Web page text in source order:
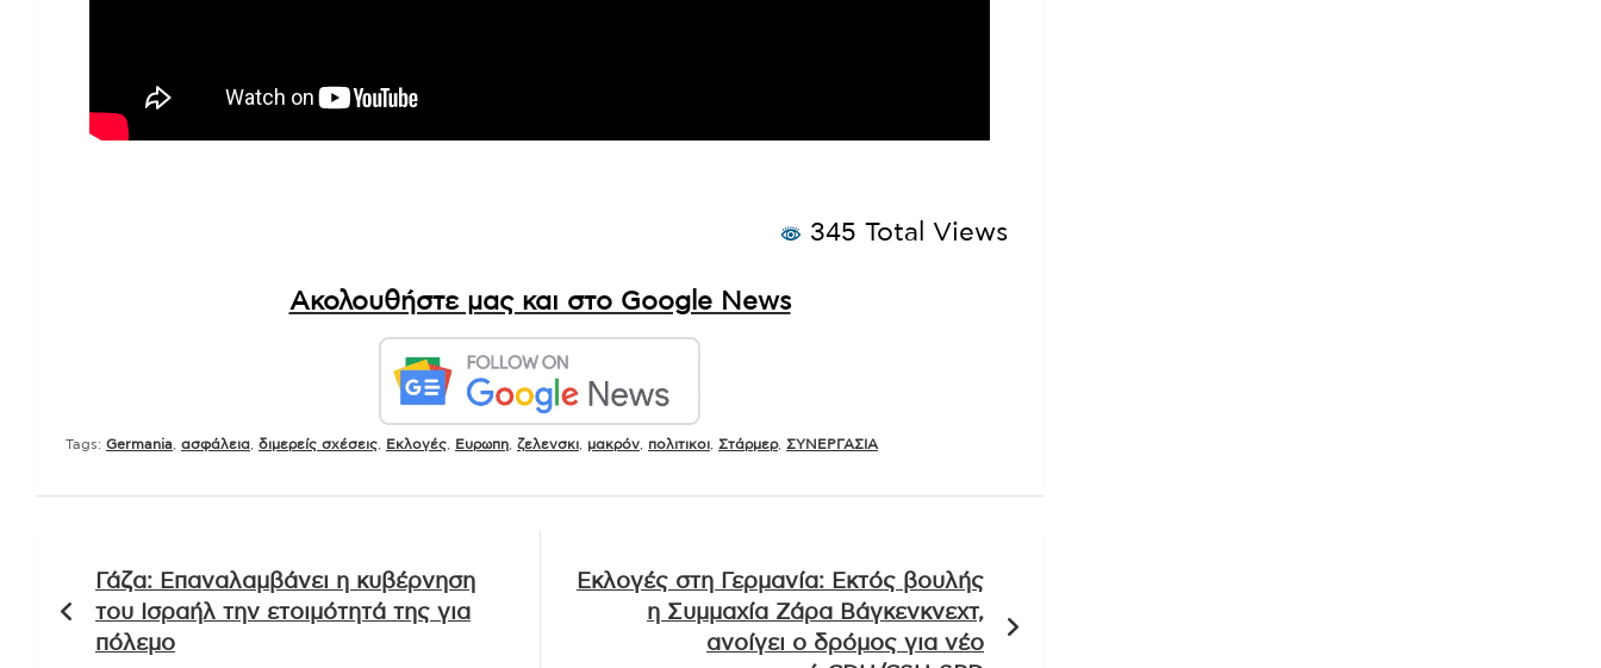
345 Total Views
Ακολουθήστε μας και στο Google News
Tags: Germania ασφάλεια διμερείς σχέσεις Εκλογές Ευρωπη ζελενσκι μακρόν πολιτικοι Στάρμερ, ΣΥΝΕΡΓΑΣΙΑ
άρθρων
Γάζα: Επαναλαμβάνει η κυβέρνηση
του Ισραήλ την ετοιμότητά της για
πόλεμο
Εκλογές στη Γερμανία: Εκτός βουλής
η Συμμαχία Ζάρα Βάγκενκνεχτ,
ανοίγει ο δρόμος για νέο